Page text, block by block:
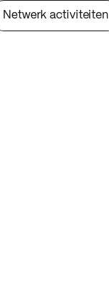
Netwerk activiteiten